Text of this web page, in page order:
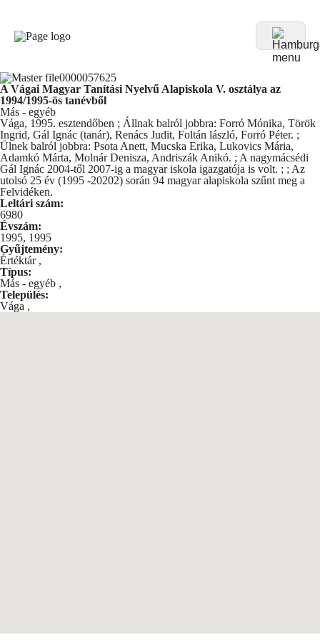
A Vágai Magyar Tanítási Nyelvű Alapiskola V. osztálya az
1994/1995-ös tanévből
Más - egyéb
Vága, 1995. esztendőben ; Állnak balról jobbra: Forró Mónika, Török
Ingrid, Gál Ignác (tanár), Renács Judit, Foltán lászló, Forró Péter. ;
Ülnek balról jobbra: Psota Anett, Mucska Erika, Lukovics Mária,
Adamkó Márta, Molnár Denisza, Andriszák Anikó. ; A nagymácsédi
Gál Ignác 2004-től 2007-ig a magyar iskola igazgatója is volt. ; ; Az
utolsó 25 év (1995 -20202) során 94 magyar alapiskola szűnt meg a
Felvidéken.
Leltári szám:
6980
Évszám:
1995, 1995
Gyűjtemény:
Értéktár ,
Típus:
Más - egyéb ,
Település:
Vága ,